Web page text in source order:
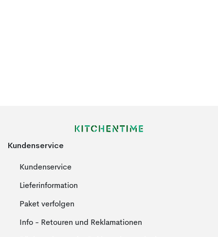
Kundenservice
Kundenservice
Lieferinformation
Paket verfolgen
Info - Retouren und Reklamationen